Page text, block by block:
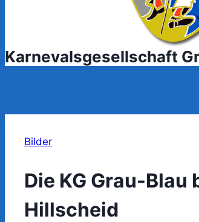
Karnevalsgesellschaft
Bilder
Die KG Grau-Blau
Hillscheid